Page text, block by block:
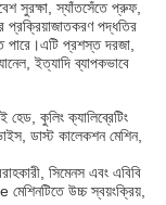
সুরক্ষা, স্যাঁতসেঁতে প্রুফ,
প্রক্রিয়াজাতকরণ পদ্ধতির
পারে।এটি প্রশস্ত দরজা,
ইত্যাদি ব্যাপকভাবে
কুলিং ক্যালিব্রেটিং
ডাস্ট কালেকশন মেশিন,
সিমেনস এবং এবিবি
মেশিনটিতে উচ্চ স্বয়ংক্রিয়,